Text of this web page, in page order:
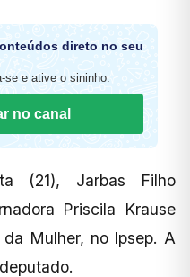
direto no seu
se e ative o sininho.
no canal
(21), Jarbas Filho
Priscila Krause
Mulher, no Ipsep. A